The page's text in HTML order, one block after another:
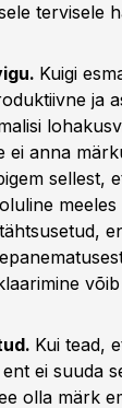
tervisele
Kuigi
ja
ei anna
sellest,
Kui tead,
ei suuda
olla märk